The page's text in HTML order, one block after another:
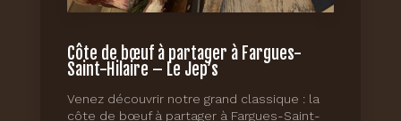
Côte de bœuf à partager à Fargues-
Saint-Hilaire – Le Jep’s
Venez découvrir notre grand classique : la
côte de bœuf à partager à Fargues-Saint-